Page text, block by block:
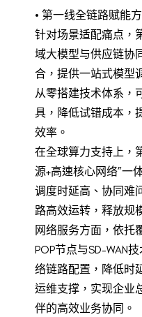
• 第一线全链路赋能
针对场景适配痛点，
域大模型与供应链协
合，提供一站式模型
从零搭建技术体系，
具，降低试错成本，
效率。
在全球算力支持上，
源+高速核心网络”一
调度时延高、协同难
路高效运转，释放规
网络服务方面，依托
POP节点与SD-WAN
络链路配置，降低时
运维支撑，实现企业
伴的高效业务协同。